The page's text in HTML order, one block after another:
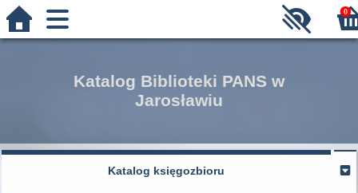
0
Katalog Biblioteki PANS w
Jarosławiu
Katalog księgozbioru